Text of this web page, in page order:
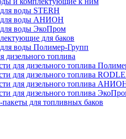
воды STERH
для воды АНИОН
воды ЭкоПром
для баков
воды Полимер-Групп
дизельного топлива
для дизельного топлива
для дизельного топлива
для дизельного топлива
для дизельного топлива
для топливных баков